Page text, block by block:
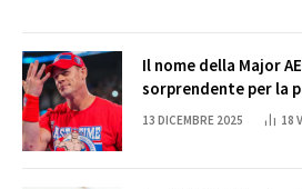
Il nome della Major
sorprendente per la
Cena
13 DICEMBRE 2025 18